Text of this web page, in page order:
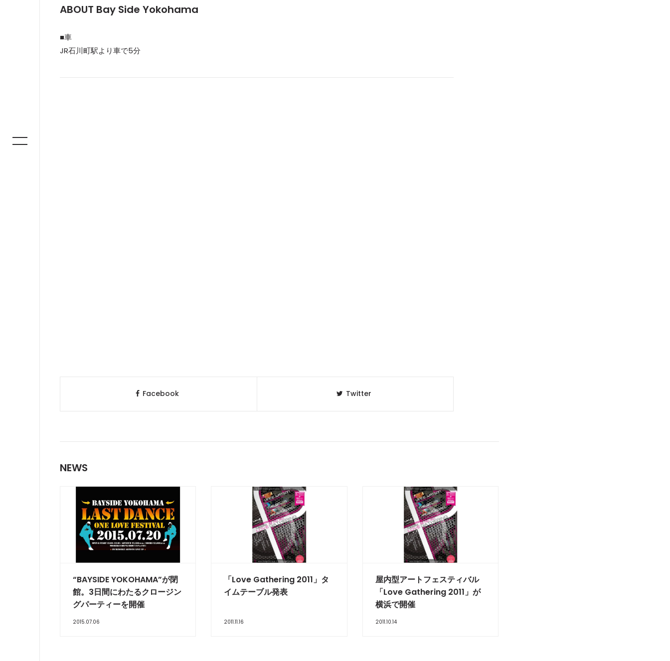
ABOUT Bay Side Yokohama
■車
JR石川町駅より車で5分
Facebook Twitter
NEWS
“BAYSIDE YOKOHAMA”が閉
館。3日間にわたるクロージン
グパーティーを開催
2015.07.06
「Love Gathering 2011」タ
イムテーブル発表
2011.11.16
屋内型アートフェスティバル
「Love Gathering 2011」が
横浜で開催
2011.10.14